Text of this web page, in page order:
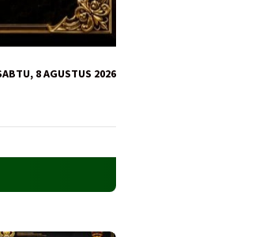
8 AGUSTUS 2026